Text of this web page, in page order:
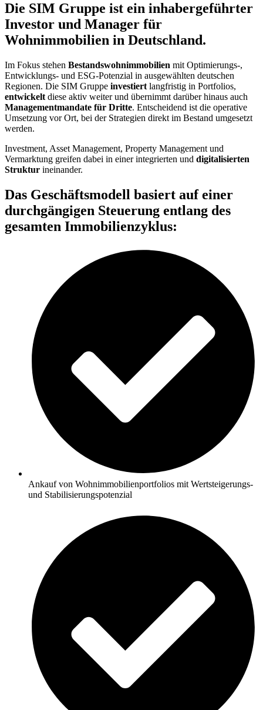
Die SIM Gruppe ist ein inhabergeführter
Investor und Manager für
Wohnimmobilien in Deutschland.
Im Fokus stehen Bestandswohnimmobilien mit Optimierungs-,
Entwicklungs- und ESG-Potenzial in ausgewählten deutschen
Regionen. Die SIM Gruppe investiert langfristig in Portfolios,
entwickelt diese aktiv weiter und übernimmt darüber hinaus auch
Managementmandate für Dritte. Entscheidend ist die operative
Umsetzung vor Ort, bei der Strategien direkt im Bestand umgesetzt
werden.
Investment, Asset Management, Property Management und
Vermarktung greifen dabei in einer integrierten und digitalisierten
Struktur ineinander.
Das Geschäftsmodell basiert auf einer
durchgängigen Steuerung entlang des
gesamten Immobilienzyklus:
Ankauf von Wohnimmobilienportfolios mit Wertsteigerungs-
und Stabilisierungspotenzial